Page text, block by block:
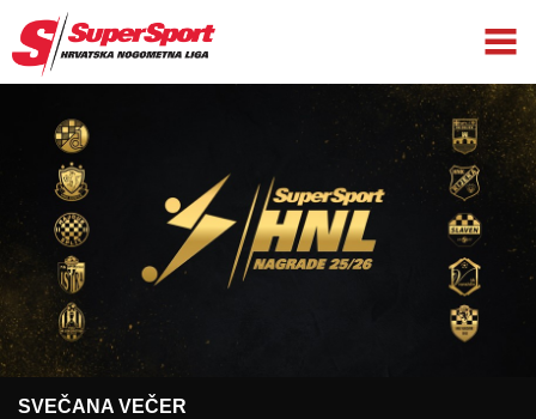
SVEČANA VEČER